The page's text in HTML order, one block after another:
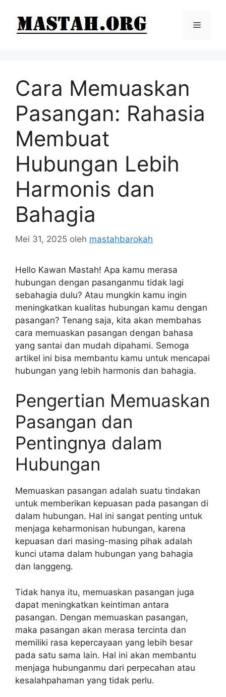
Menu
Cara Memuaskan
Pasangan: Rahasia
Membuat
Hubungan Lebih
Harmonis dan
Bahagia
Mei 31, 2025 oleh mastahbarokah
Hello Kawan Mastah! Apa kamu merasa
hubungan dengan pasanganmu tidak lagi
sebahagia dulu? Atau mungkin kamu ingin
meningkatkan kualitas hubungan kamu dengan
pasangan? Tenang saja, kita akan membahas
cara memuaskan pasangan dengan bahasa
yang santai dan mudah dipahami. Semoga
artikel ini bisa membantu kamu untuk mencapai
hubungan yang lebih harmonis dan bahagia.
Pengertian Memuaskan
Pasangan dan
Pentingnya dalam
Hubungan
Memuaskan pasangan adalah suatu tindakan
untuk memberikan kepuasan pada pasangan di
dalam hubungan. Hal ini sangat penting untuk
menjaga keharmonisan hubungan, karena
kepuasan dari masing-masing pihak adalah
kunci utama dalam hubungan yang bahagia
dan langgeng.
Tidak hanya itu, memuaskan pasangan juga
dapat meningkatkan keintiman antara
pasangan. Dengan memuaskan pasangan,
maka pasangan akan merasa tercinta dan
memiliki rasa kepercayaan yang lebih besar
pada satu sama lain. Hal ini akan membantu
menjaga hubunganmu dari perpecahan atau
kesalahpahaman yang tidak perlu.